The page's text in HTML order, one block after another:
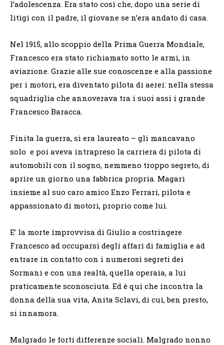
l’adolescenza. Era stato così che, dopo una serie di
litigi con il padre, il giovane se n’era andato di casa.
Nel 1915, allo scoppio della Prima Guerra Mondiale,
Francesco era stato richiamato sotto le armi, in
aviazione. Grazie alle sue conoscenze e alla passione
per i motori, era diventato pilota di aerei: nella stessa
squadriglia che annoverava tra i suoi assi i grande
Francesco Baracca.
Finita la guerra, si era laureato – gli mancavano
solo e poi aveva intrapreso la carriera di pilota di
automobili con il sogno, nemmeno troppo segreto, di
aprire un giorno una fabbrica propria. Magari
insieme al suo caro amico Enzo Ferrari, pilota e
appassionato di motori, proprio come lui.
E’ la morte improvvisa di Giulio a costringere
Francesco ad occuparsi degli affari di famiglia e ad
entrare in contatto con i numerosi segreti dei
Sormani e con una realtà, quella operaia, a lui
praticamente sconosciuta. Ed è qui che incontra la
donna della sua vita, Anita Sclavi, di cui, ben presto,
si innamora.
Malgrado le forti differenze sociali. Malgrado nonno